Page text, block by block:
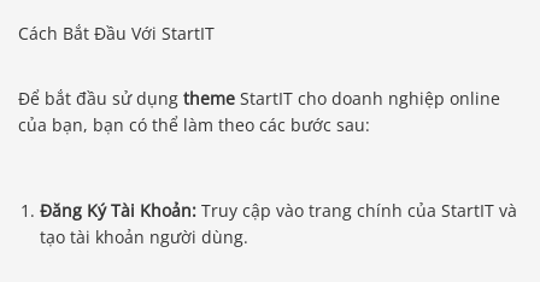
Cách Bắt Đầu Với StartIT
Để bắt đầu sử dụng theme StartIT cho doanh nghiệp online
của bạn, bạn có thể làm theo các bước sau:
Đăng Ký Tài Khoản: Truy cập vào trang chính của StartIT và
tạo tài khoản người dùng.